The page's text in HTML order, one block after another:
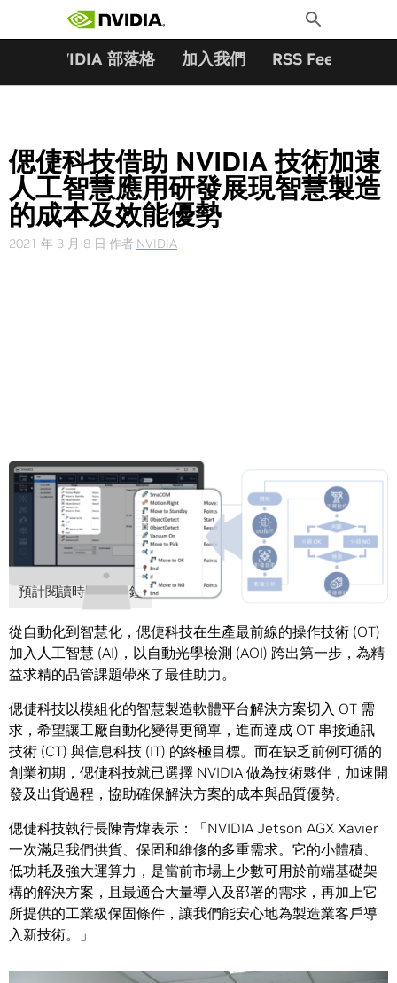
Toggle
Search
NVIDIA 部落格 加入我們 RSS Feeds
偲倢科技借助 NVIDIA 技術加速
人工智慧應用研發展現智慧製造
的成本及效能優勢
2021 年 3 月 8 日 作者 NVIDIA
Share
從自動化到智慧化，偲倢科技在生產最前線的操作技術 (OT)
加入人工智慧 (AI)，以自動光學檢測 (AOI) 跨出第一步，為精
益求精的品管課題帶來了最佳助力。
偲倢科技以模組化的智慧製造軟體平台解決方案切入 OT 需
求，希望讓工廠自動化變得更簡單，進而達成 OT 串接通訊
技術 (CT) 與信息科技 (IT) 的終極目標。而在缺乏前例可循的
創業初期，偲倢科技就已選擇 NVIDIA 做為技術夥伴，加速開
發及出貨過程，協助確保解決方案的成本與品質優勢。
偲倢科技執行長陳青煒表示：「NVIDIA Jetson AGX Xavier
一次滿足我們供貨、保固和維修的多重需求。它的小體積、
低功耗及強大運算力，是當前市場上少數可用於前端基礎架
構的解決方案，且最適合大量導入及部署的需求，再加上它
所提供的工業級保固條件，讓我們能安心地為製造業客戶導
入新技術。」